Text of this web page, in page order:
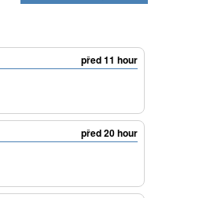
před 11 hour
před 20 hour